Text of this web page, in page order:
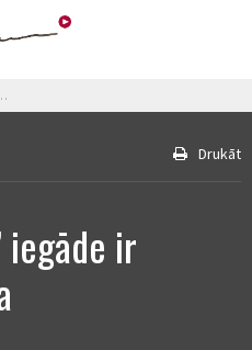
Drukāt
iegāde ir